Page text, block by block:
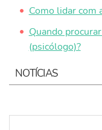
Como lidar com
Quando
(psicólogo)?
NOTÍCIAS